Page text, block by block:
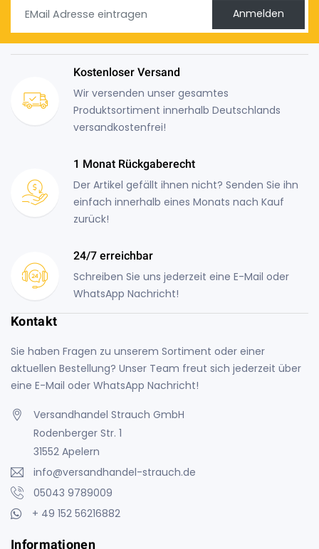
Anmelden
Kostenloser Versand
Wir versenden unser gesamtes
Produktsortiment innerhalb Deutschlands
versandkostenfrei!
1 Monat Rückgaberecht
Der Artikel gefällt ihnen nicht? Senden Sie ihn
einfach innerhalb eines Monats nach Kauf
zurück!
24/7 erreichbar
Schreiben Sie uns jederzeit eine E-Mail oder
WhatsApp Nachricht!
Kontakt
Sie haben Fragen zu unserem Sortiment oder einer
aktuellen Bestellung? Unser Team freut sich jederzeit über
eine E-Mail oder WhatsApp Nachricht!
Versandhandel Strauch GmbH
Rodenberger Str. 1
31552 Apelern
info@versandhandel-strauch.de
05043 9789009
+ 49 152 56216882
Informationen